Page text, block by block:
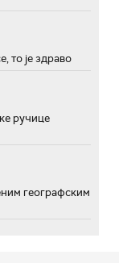
то је здраво
ручице
географским